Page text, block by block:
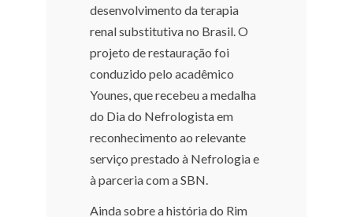
desenvolvimento da terapia
renal substitutiva no Brasil. O
projeto de restauração foi
conduzido pelo acadêmico
Younes, que recebeu a medalha
do Dia do Nefrologista em
reconhecimento ao relevante
serviço prestado à Nefrologia e
à parceria com a SBN.
Ainda sobre a história do Rim